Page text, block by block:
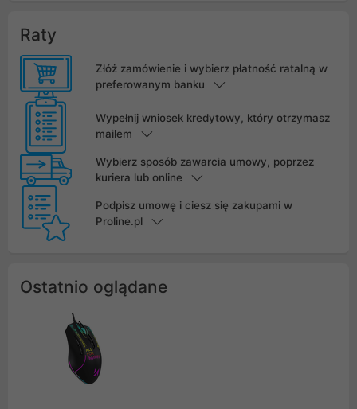
Raty
Złóż zamówienie i wybierz płatność ratalną w
preferowanym banku
Wypełnij wniosek kredytowy, który otrzymasz
mailem
Wybierz sposób zawarcia umowy, poprzez
kuriera lub online
Podpisz umowę i ciesz się zakupami w
Proline.pl
Ostatnio oglądane